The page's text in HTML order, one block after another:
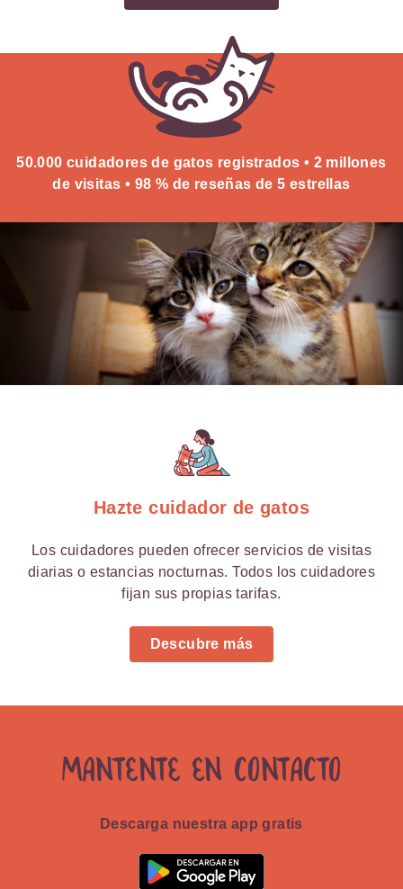
50.000 cuidadores de gatos registrados • 2 millones
de visitas • 98 % de reseñas de 5 estrellas
Hazte cuidador de gatos
Los cuidadores pueden ofrecer servicios de visitas
diarias o estancias nocturnas. Todos los cuidadores
fijan sus propias tarifas.
Descubre más
Mantente en contacto
Descarga nuestra app gratis